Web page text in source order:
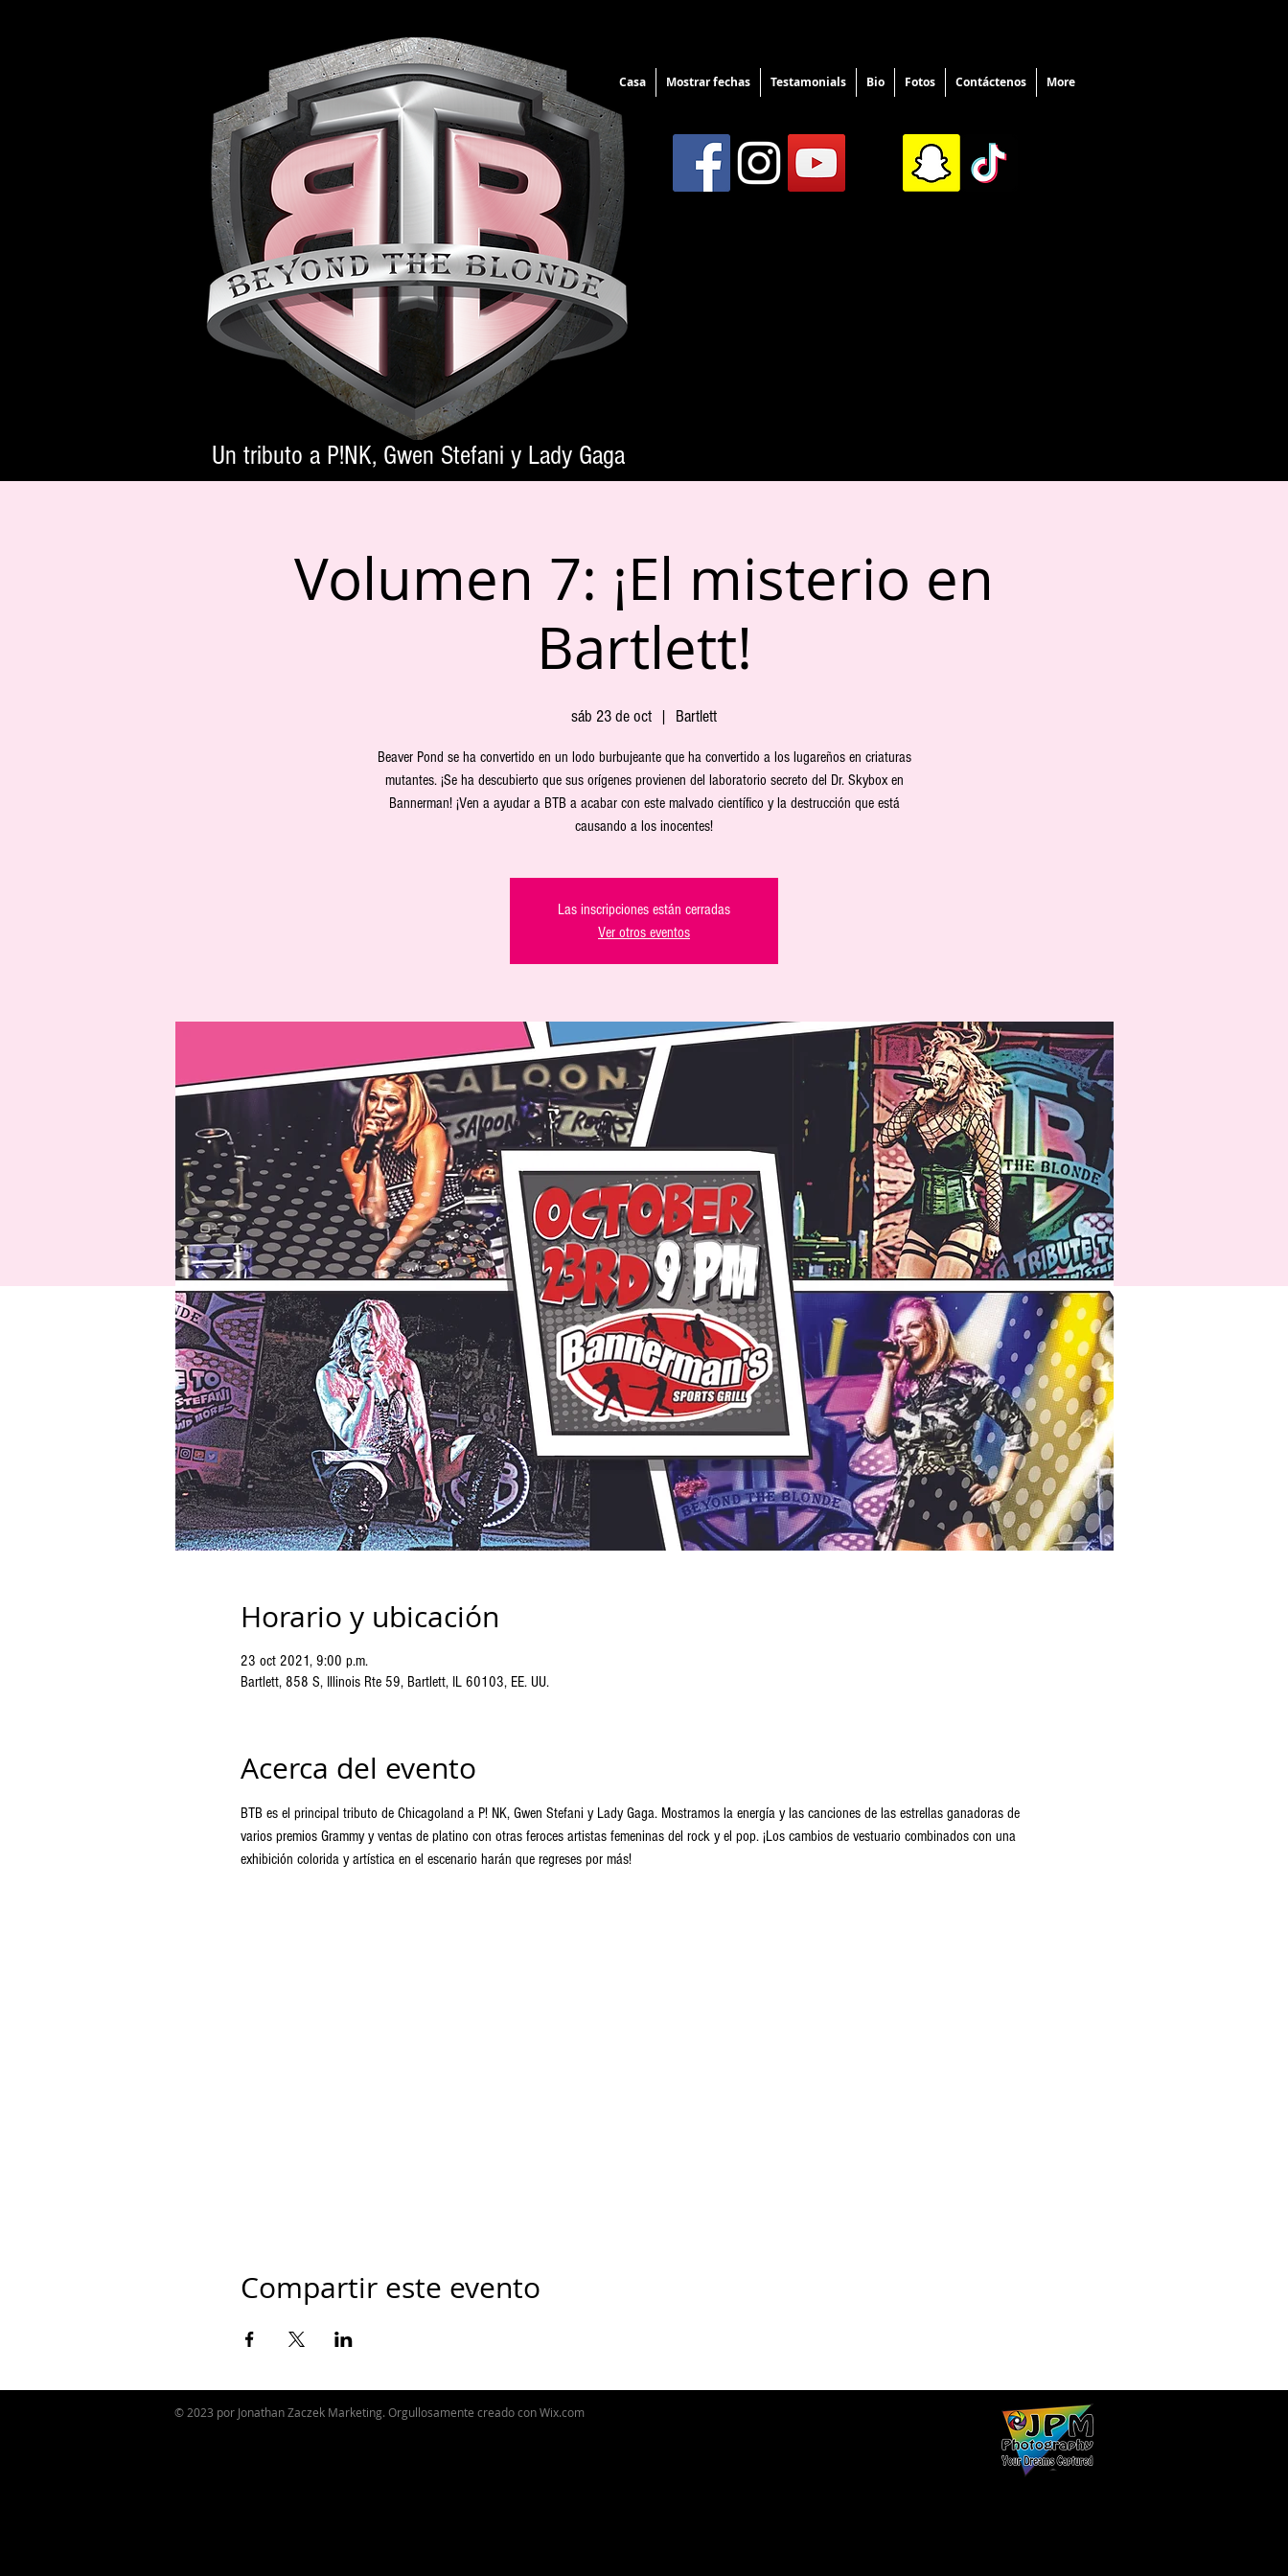
Un tributo a P!NK, Gwen Stefani y Lady Gaga
Casa Mostrar fechas Testamonials Bio Fotos Contáctenos More
Volumen 7: ¡El misterio en
Bartlett!
sáb 23 de oct
  |
Bartlett
Beaver Pond se ha convertido en un lodo burbujeante que ha convertido a los lugareños en criaturas
mutantes. ¡Se ha descubierto que sus orígenes provienen del laboratorio secreto del Dr. Skybox en
Bannerman! ¡Ven a ayudar a BTB a acabar con este malvado científico y la destrucción que está
causando a los inocentes!
Las inscripciones están cerradas
Ver otros eventos
Horario y ubicación
23 oct 2021, 9:00 p.m.
Bartlett, 858 S, Illinois Rte 59, Bartlett, IL 60103, EE. UU.
Acerca del evento
BTB es el principal tributo de Chicagoland a P! NK, Gwen Stefani y Lady Gaga. Mostramos la energía y las canciones de las estrellas ganadoras de
varios premios Grammy y ventas de platino con otras feroces artistas femeninas del rock y el pop. ¡Los cambios de vestuario combinados con una
exhibición colorida y artística en el escenario harán que regreses por más!
Compartir este evento
© 2023 por Jonathan Zaczek Marketing. Orgullosamente creado conWix.com